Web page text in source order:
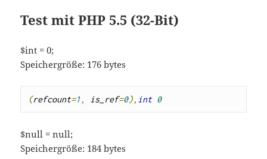
Test mit PHP 5.5 (32-Bit)
$int = 0;
Speichergröße: 176 bytes
(refcount=1, is_ref=0), int 0
$null = null;
Speichergröße: 184 bytes